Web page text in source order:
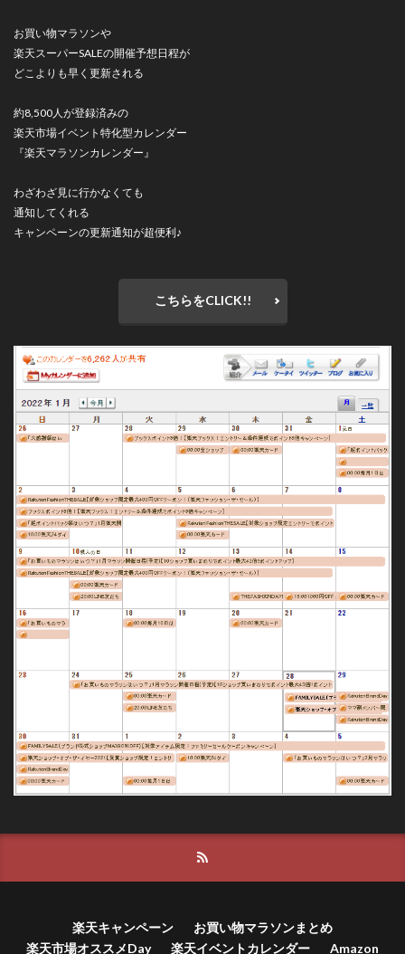
お買い物マラソンや
楽天スーパーSALEの開催予想日程が
どこよりも早く更新される
約8,500人が登録済みの
楽天市場イベント特化型カレンダー
『楽天マラソンカレンダー』
わざわざ見に行かなくても
通知してくれる
キャンペーンの更新通知が超便利♪
こちらをCLICK!!
楽天キャンペーン
お買い物マラソンまとめ
楽天市場オススメDay
楽天イベントカレンダー Amazon